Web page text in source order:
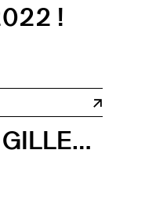
!
ARNO FERRERA & GILLES POLET CIE UN LOUP POUR L'HOMME